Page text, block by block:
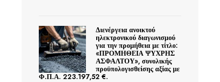
Διενέργεια ανοικτού
ηλεκτρονικού διαγωνισμού
για την προμήθεια με τίτλο:
«ΠΡΟΜΗΘΕΙΑ ΨΥΧΡΗΣ
ΑΣΦΑΛΤΟΥ», συνολικής
προϋπολογισθείσης αξίας με
Φ.Π.Α. 223.197,52 €.